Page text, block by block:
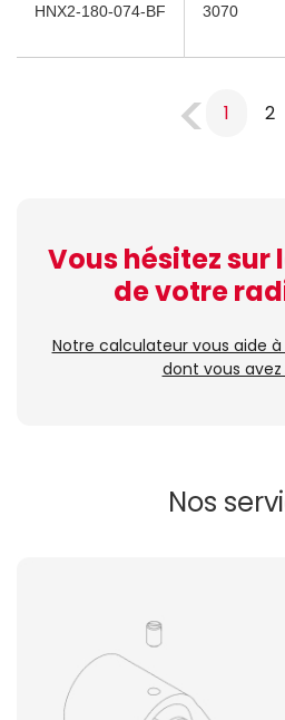
HNX2-180-074-BF 3070
1 2
Vous hésitez sur
de votre
Notre calculateur vous aide
dont vous avez
Nos